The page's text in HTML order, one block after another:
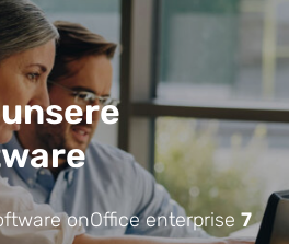
onOffice enterprise 7